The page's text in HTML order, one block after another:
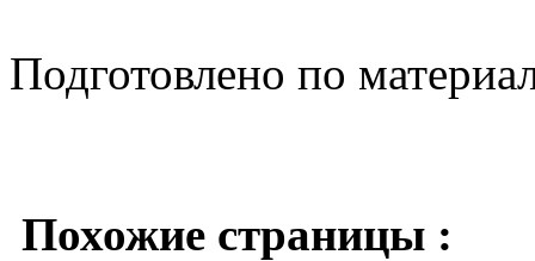
Подготовлено по
Похожие страницы :